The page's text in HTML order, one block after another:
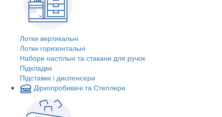
Лотки вертикальні
Лотки горизонтальні
Набори настільні та стакани для ручок
Підкладки
Підставки і диспенсери
Діркопробивачі та Степлери